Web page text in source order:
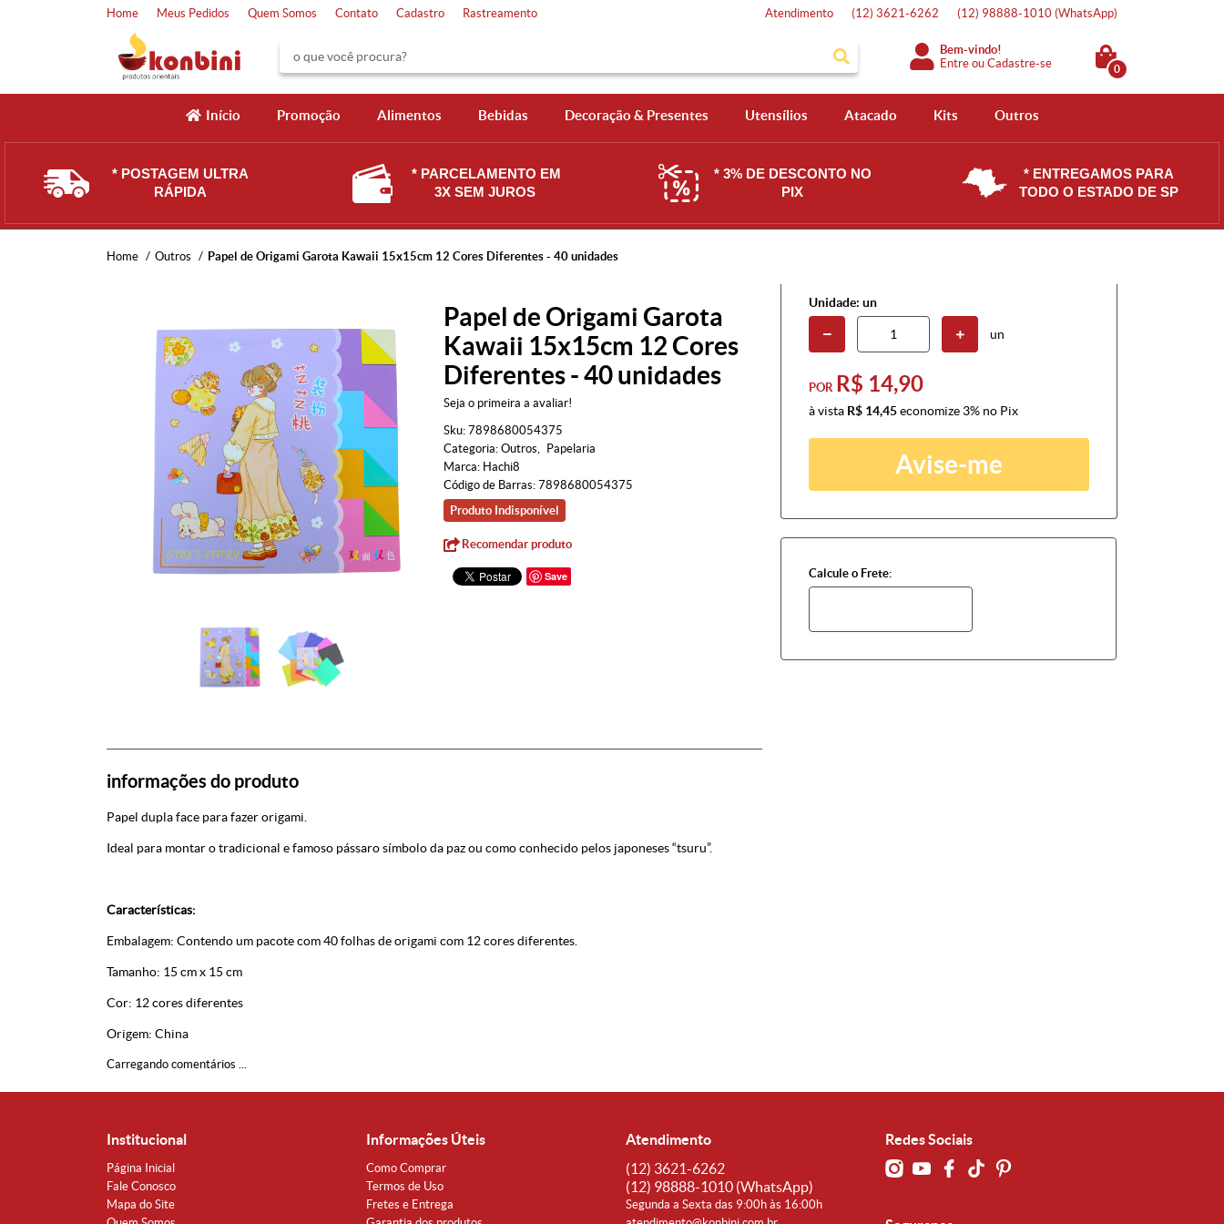
Home Meus Pedidos Quem Somos Contato Cadastro Rastreamento Atendimento (12) 3621-6262 (12) 98888-1010 (WhatsApp)
Bem-vindo!
Entre ouCadastre-se 0
Início Promoção Alimentos Bebidas Decoração & Presentes Utensílios Atacado Kits Outros
* POSTAGEM ULTRA
RÁPIDA
* PARCELAMENTO EM
3X SEM JUROS
* 3% DE DESCONTO NO
PIX
* ENTREGAMOS PARA
TODO O ESTADO DE SP
Home Outros Papel de Origami Garota Kawaii 15x15cm 12 Cores Diferentes - 40 unidades
Papel de Origami Garota
Kawaii 15x15cm 12 Cores
Diferentes - 40 unidades
Seja o primeira a avaliar!
Sku: 7898680054375
Categoria: Outros
Papelaria
Marca: Hachi8
Código de Barras: 7898680054375
Produto Indisponível
Recomendar produto
Save
Unidade: un
un
POR R$ 14,90
à vista R$ 14,45economize 3% no Pix
Avise-me
Calcule o Frete:
informações do produto
Papel dupla face para fazer origami.
Ideal para montar o tradicional e famoso pássaro símbolo da paz ou como conhecido pelos japoneses “tsuru”.
Características:
Embalagem: Contendo um pacote com 40 folhas de origami com 12 cores diferentes.
Tamanho: 15 cm x 15 cm
Cor: 12 cores diferentes
Origem: China
Carregando comentários ...
Institucional
Página Inicial
Fale Conosco
Mapa do Site
Informações Úteis
Como Comprar
Termos de Uso
Fretes e Entrega
Atendimento
(12) 3621-6262
(12) 98888-1010 (WhatsApp)
Segunda a Sexta das 9:00h às 16:00h
Redes Sociais